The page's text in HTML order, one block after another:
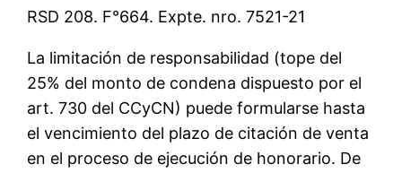
RSD 208. F°664. Expte. nro. 7521-21
La limitación de responsabilidad (tope del
25% del monto de condena dispuesto por el
art. 730 del CCyCN) puede formularse hasta
el vencimiento del plazo de citación de venta
en el proceso de ejecución de honorario. De